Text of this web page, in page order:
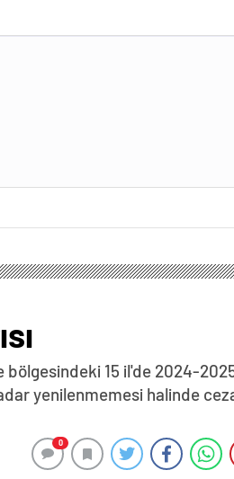
15 il'de 2024-
yenilenmemesi halinde
0